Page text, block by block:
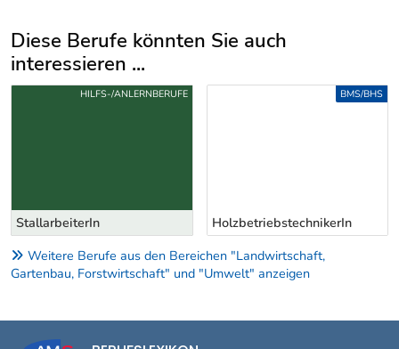
Diese Berufe könnten Sie auch
interessieren ...
Uber weitere Berufsvorschläge
StallarbeiterIn
HILFS-/ANLERNBERUFE
HolzbetriebstechnikerIn
BMS/BHS
Weitere Berufe aus den Bereichen "Landwirtschaft,
Gartenbau, Forstwirtschaft" und "Umwelt" anzeigen